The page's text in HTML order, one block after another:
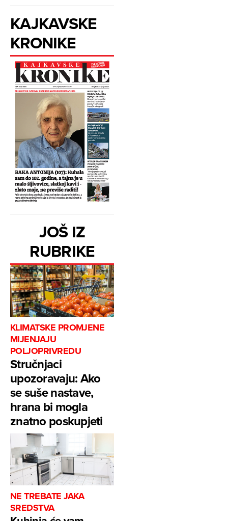
KAJKAVSKE
KRONIKE
JOŠ IZ
RUBRIKE
KLIMATSKE PROMJENE
MIJENJAJU
POLJOPRIVREDU
Stručnjaci
upozoravaju: Ako
se suše nastave,
hrana bi mogla
znatno poskupjeti
NE TREBATE JAKA
SREDSTVA